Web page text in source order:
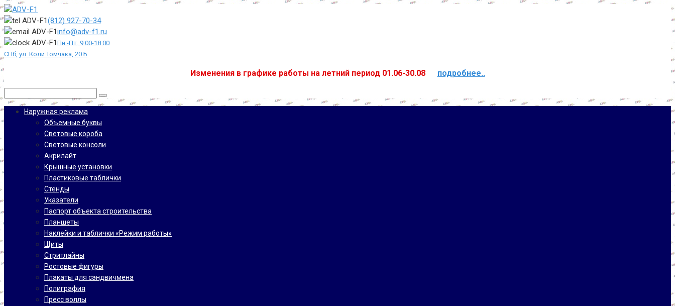
Перейти
к
контенту
(812) 927-70-34
info@adv-f1.ru
Пн.-Пт. 9:00-18:00
СПб, ул. Коли Томчака, 20 Б
Изменения в графике работы на летний период 01.06-30.08 подробнее..
Наружная реклама
Объемные буквы
Световые короба
Световые консоли
Акрилайт
Крышные установки
Пластиковые таблички
Стенды
Указатели
Паспорт объекта строительства
Планшеты
Наклейки и таблички «Режим работы»
Щиты
Стритлайны
Ростовые фигуры
Плакаты для сэндвичмена
Полиграфия
Пресс воллы